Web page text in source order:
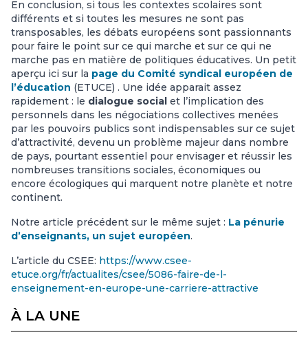
En conclusion, si tous les contextes scolaires sont
différents et si toutes les mesures ne sont pas
transposables, les débats européens sont passionnants
pour faire le point sur ce qui marche et sur ce qui ne
marche pas en matière de politiques éducatives. Un petit
aperçu ici sur la page du Comité syndical européen de
l’éducation (ETUCE) . Une idée apparait assez
rapidement : le dialogue social et l’implication des
personnels dans les négociations collectives menées
par les pouvoirs publics sont indispensables sur ce sujet
d’attractivité, devenu un problème majeur dans nombre
de pays, pourtant essentiel pour envisager et réussir les
nombreuses transitions sociales, économiques ou
encore écologiques qui marquent notre planète et notre
continent.
Notre article précédent sur le même sujet : La pénurie
d’enseignants, un sujet européen.
L’article du CSEE: https://www.csee-
etuce.org/fr/actualites/csee/5086-faire-de-l-
enseignement-en-europe-une-carriere-attractive
À LA UNE